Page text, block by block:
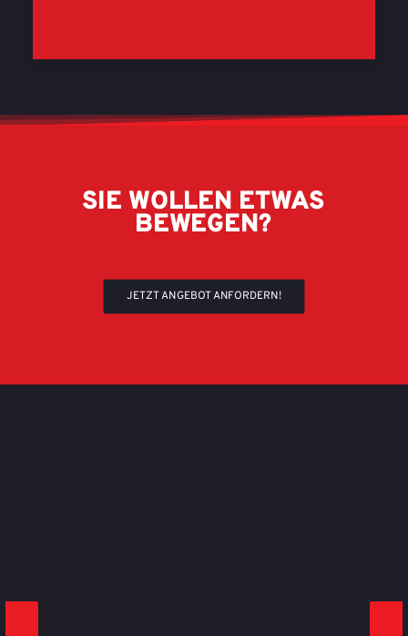
SIE WOLLEN ETWAS
BEWEGEN?
JETZT ANGEBOT ANFORDERN!